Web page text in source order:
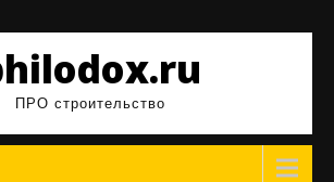
ПРО строительство